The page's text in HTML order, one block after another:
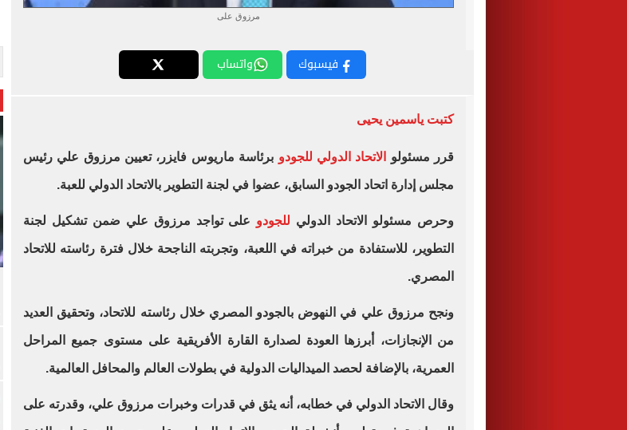
مرزوق على
فيسبوك واتساب
كتبت ياسمين يحيى
قرر مسئولو الاتحاد الدولي للجودو برئاسة ماريوس فايزر، تعيين مرزوق علي رئيس
مجلس إدارة اتحاد الجودو السابق، عضوا في لجنة التطوير بالاتحاد الدولي للعبة.
وحرص مسئولو الاتحاد الدولي للجودو على تواجد مرزوق علي ضمن تشكيل لجنة
التطوير، للاستفادة من خبراته في اللعبة، وتجربته الناجحة خلال فترة رئاسته للاتحاد
المصري.
ونجح مرزوق علي في النهوض بالجودو المصري خلال رئاسته للاتحاد، وتحقيق العديد
من الإنجازات، أبرزها العودة لصدارة القارة الأفريقية على مستوى جميع المراحل
العمرية، بالإضافة لحصد الميداليات الدولية في بطولات العالم والمحافل العالمية.
وقال الاتحاد الدولي في خطابه، أنه يثق في قدرات وخبرات مرزوق علي، وقدرته على